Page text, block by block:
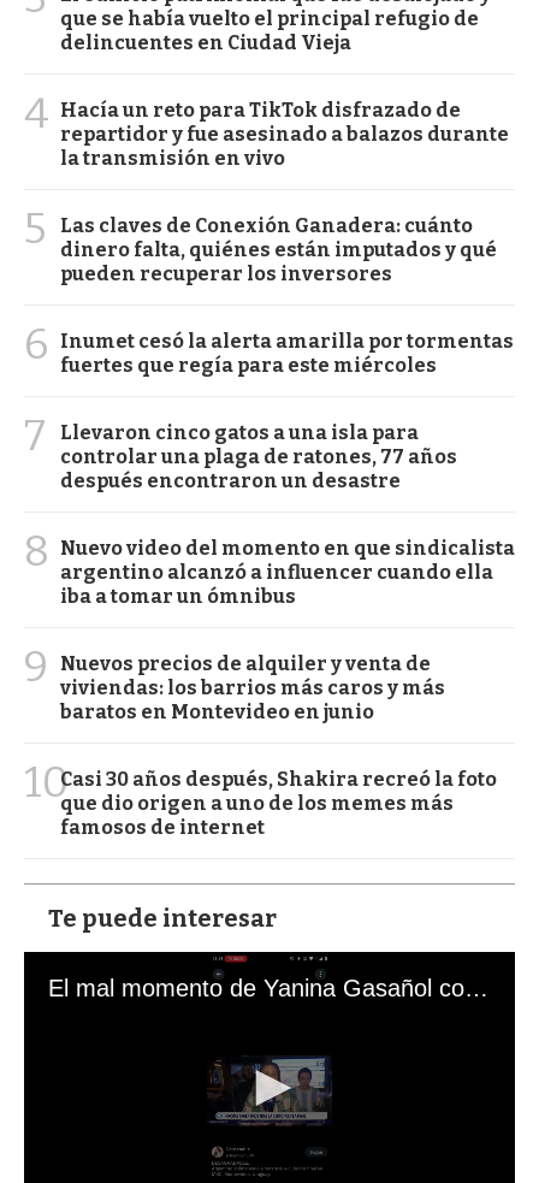
que se había vuelto el principal refugio de
delincuentes en Ciudad Vieja
4 Hacía un reto para TikTok disfrazado de
repartidor y fue asesinado a balazos durante
la transmisión en vivo
5
Las claves de Conexión Ganadera: cuánto
dinero falta, quiénes están imputados y qué
pueden recuperar los inversores
6
Inumet cesó la alerta amarilla por tormentas
fuertes que regía para este miércoles
7
Llevaron cinco gatos a una isla para
controlar una plaga de ratones, 77 años
después encontraron un desastre
8
Nuevo video del momento en que sindicalista
argentino alcanzó a influencer cuando ella
iba a tomar un ómnibus
9
Nuevos precios de alquiler y venta de
viviendas: los barrios más caros y más
baratos en Montevideo en junio
10Casi 30 años después, Shakira recreó la foto
que dio origen a uno de los memes más
famosos de internet
Te puede interesar
El mal momento de Yanina Gasañol con un hincha argentino en "Subrayado"